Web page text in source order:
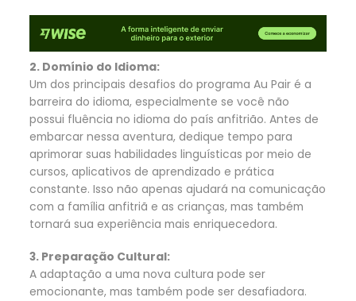
2. Domínio do Idioma:
Um dos principais desafios do programa Au Pair é a
barreira do idioma, especialmente se você não
possui fluência no idioma do país anfitrião. Antes de
embarcar nessa aventura, dedique tempo para
aprimorar suas habilidades linguísticas por meio de
cursos, aplicativos de aprendizado e prática
constante. Isso não apenas ajudará na comunicação
com a família anfitriã e as crianças, mas também
tornará sua experiência mais enriquecedora.
3. Preparação Cultural:
A adaptação a uma nova cultura pode ser
emocionante, mas também pode ser desafiadora.